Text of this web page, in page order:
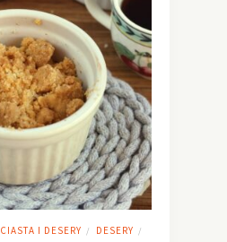
CIASTA I DESERY / DESERY /